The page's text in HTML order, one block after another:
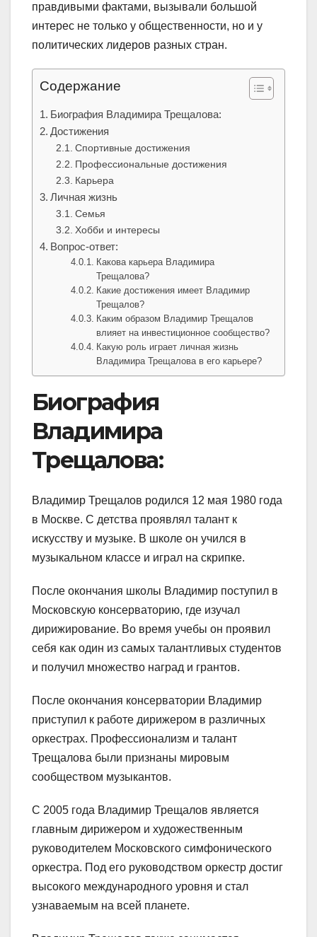
правдивыми фактами, вызывали большой
интерес не только у общественности, но и у
политических лидеров разных стран.
Содержание
Биография Владимира Трещалова:
Достижения
Спортивные достижения
Профессиональные достижения
Карьера
Личная жизнь
Семья
Хобби и интересы
Вопрос-ответ:
Какова карьера Владимира
Трещалова?
Какие достижения имеет Владимир
Трещалов?
Каким образом Владимир Трещалов
влияет на инвестиционное сообщество?
Какую роль играет личная жизнь
Владимира Трещалова в его карьере?
Биография
Владимира
Трещалова:
Владимир Трещалов родился 12 мая 1980 года
в Москве. С детства проявлял талант к
искусству и музыке. В школе он учился в
музыкальном классе и играл на скрипке.
После окончания школы Владимир поступил в
Московскую консерваторию, где изучал
дирижирование. Во время учебы он проявил
себя как один из самых талантливых студентов
и получил множество наград и грантов.
После окончания консерватории Владимир
приступил к работе дирижером в различных
оркестрах. Профессионализм и талант
Трещалова были признаны мировым
сообществом музыкантов.
С 2005 года Владимир Трещалов является
главным дирижером и художественным
руководителем Московского симфонического
оркестра. Под его руководством оркестр достиг
высокого международного уровня и стал
узнаваемым на всей планете.